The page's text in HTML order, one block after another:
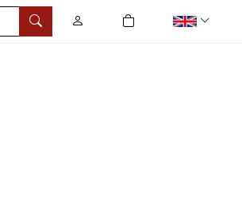
Search
0
tuotetta ostoskorissa